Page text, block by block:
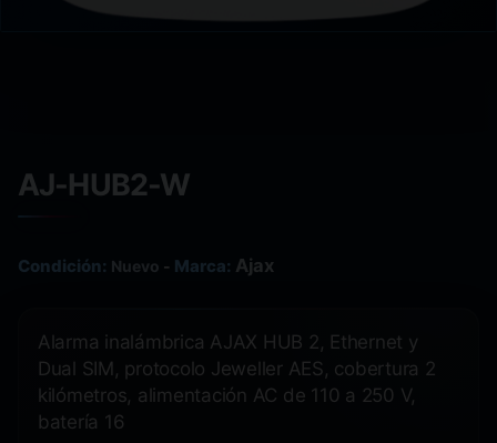
AJ-HUB2-W
Condición: Nuevo - Marca: Ajax
Alarma inalámbrica AJAX HUB 2, Ethernet y
Dual SIM, protocolo Jeweller AES, cobertura 2
kilómetros, alimentación AC de 110 a 250 V,
batería 16